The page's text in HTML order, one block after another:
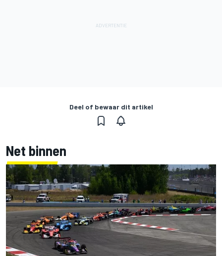
Deel of bewaar dit artikel
Net binnen